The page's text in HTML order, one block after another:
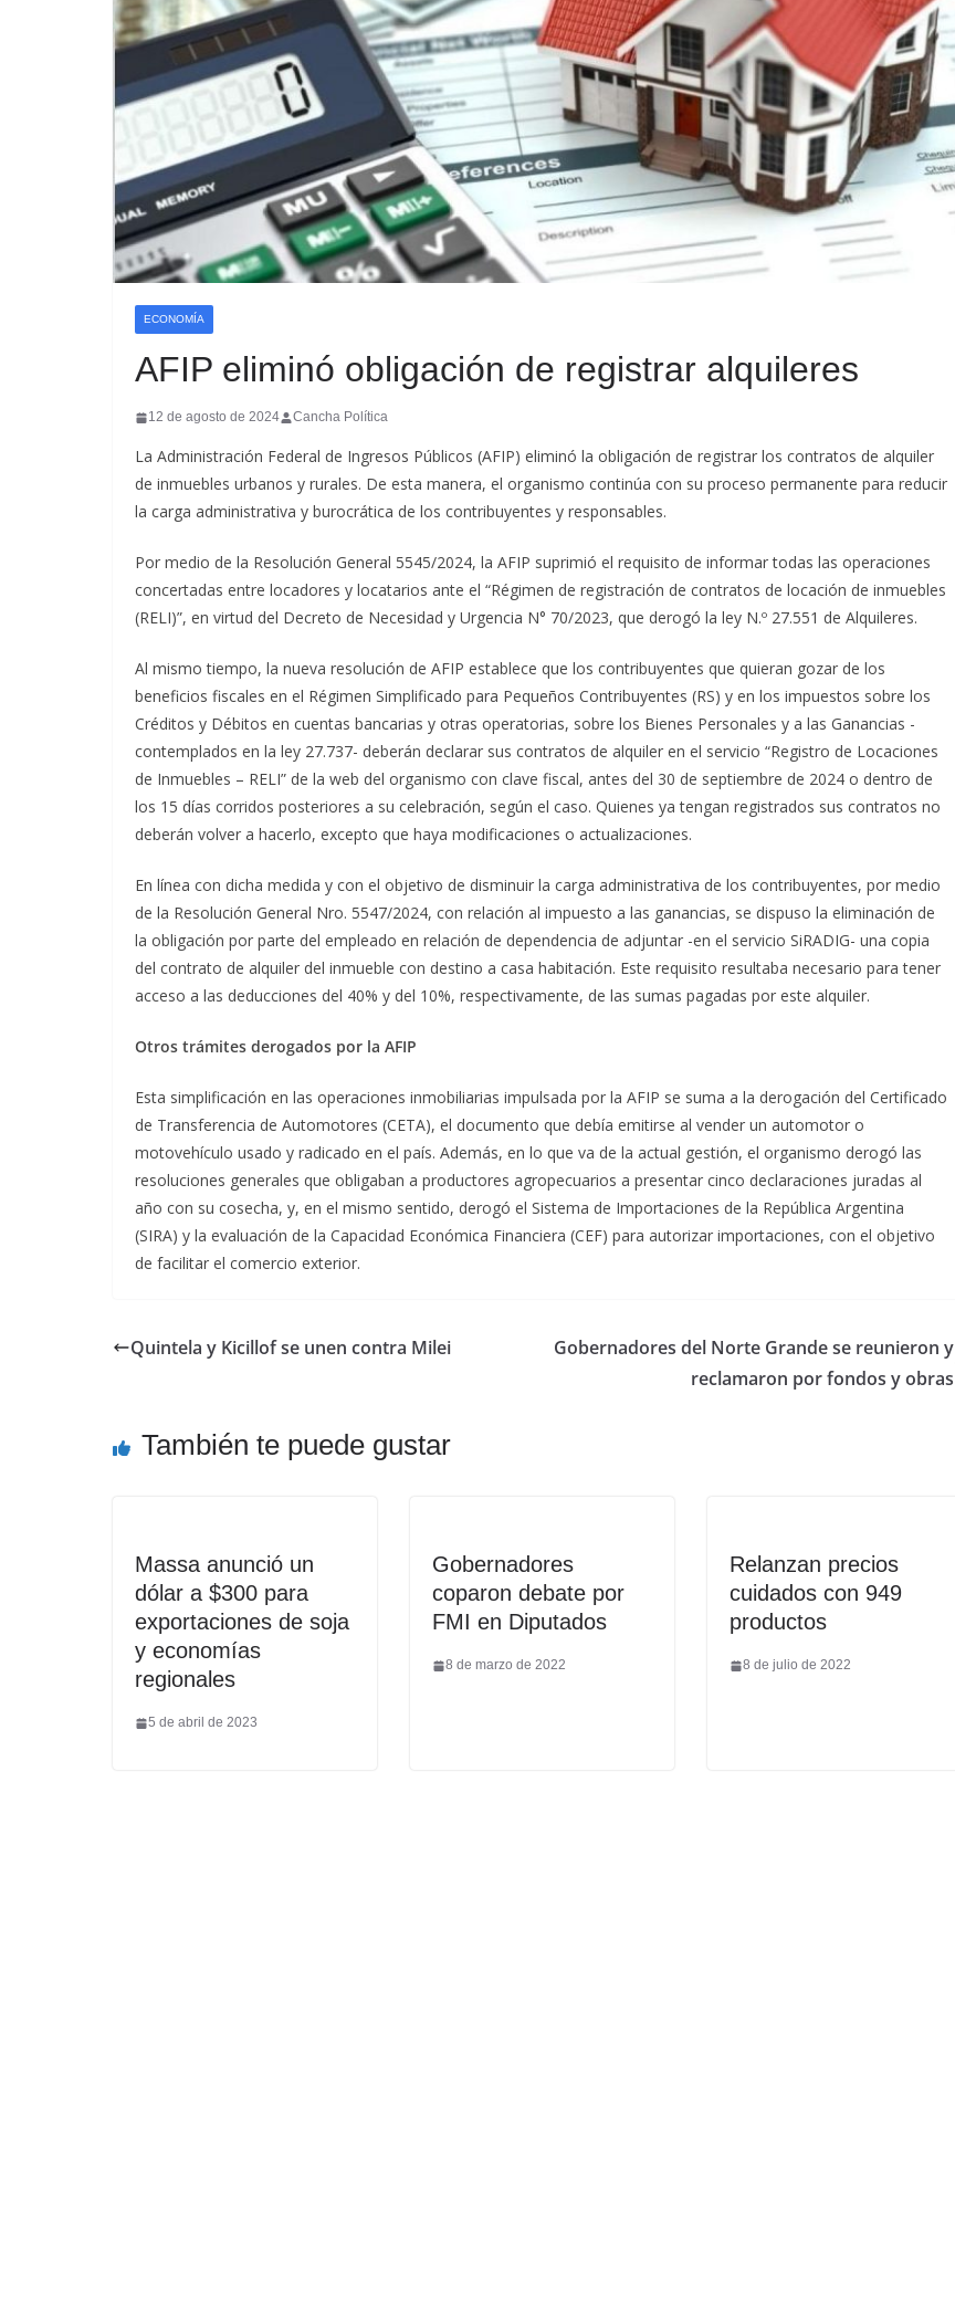
ECONOMÍA
AFIP eliminó obligación de registrar alquileres
12 de agosto de 2024 Cancha Política
La Administración Federal de Ingresos Públicos (AFIP) eliminó la obligación de registrar los contratos de alquiler
de inmuebles urbanos y rurales. De esta manera, el organismo continúa con su proceso permanente para reducir
la carga administrativa y burocrática de los contribuyentes y responsables.
Por medio de la Resolución General 5545/2024, la AFIP suprimió el requisito de informar todas las operaciones
concertadas entre locadores y locatarios ante el “Régimen de registración de contratos de locación de inmuebles
(RELI)”, en virtud del Decreto de Necesidad y Urgencia N° 70/2023, que derogó la ley N.º 27.551 de Alquileres.
Al mismo tiempo, la nueva resolución de AFIP establece que los contribuyentes que quieran gozar de los
beneficios fiscales en el Régimen Simplificado para Pequeños Contribuyentes (RS) y en los impuestos sobre los
Créditos y Débitos en cuentas bancarias y otras operatorias, sobre los Bienes Personales y a las Ganancias -
contemplados en la ley 27.737- deberán declarar sus contratos de alquiler en el servicio “Registro de Locaciones
de Inmuebles – RELI” de la web del organismo con clave fiscal, antes del 30 de septiembre de 2024 o dentro de
los 15 días corridos posteriores a su celebración, según el caso. Quienes ya tengan registrados sus contratos no
deberán volver a hacerlo, excepto que haya modificaciones o actualizaciones.
En línea con dicha medida y con el objetivo de disminuir la carga administrativa de los contribuyentes, por medio
de la Resolución General Nro. 5547/2024, con relación al impuesto a las ganancias, se dispuso la eliminación de
la obligación por parte del empleado en relación de dependencia de adjuntar -en el servicio SiRADIG- una copia
del contrato de alquiler del inmueble con destino a casa habitación. Este requisito resultaba necesario para tener
acceso a las deducciones del 40% y del 10%, respectivamente, de las sumas pagadas por este alquiler.
Otros trámites derogados por la AFIP
Esta simplificación en las operaciones inmobiliarias impulsada por la AFIP se suma a la derogación del Certificado
de Transferencia de Automotores (CETA), el documento que debía emitirse al vender un automotor o
motovehículo usado y radicado en el país. Además, en lo que va de la actual gestión, el organismo derogó las
resoluciones generales que obligaban a productores agropecuarios a presentar cinco declaraciones juradas al
año con su cosecha, y, en el mismo sentido, derogó el Sistema de Importaciones de la República Argentina
(SIRA) y la evaluación de la Capacidad Económica Financiera (CEF) para autorizar importaciones, con el objetivo
de facilitar el comercio exterior.
Quintela y Kicillof se unen contra Milei
Gobernadores del Norte Grande se reunieron y
reclamaron por fondos y obras
También te puede gustar
Massa anunció un
dólar a $300 para
exportaciones de soja
y economías
regionales
5 de abril de 2023
Gobernadores
coparon debate por
FMI en Diputados
8 de marzo de 2022
Relanzan precios
cuidados con 949
productos
8 de julio de 2022